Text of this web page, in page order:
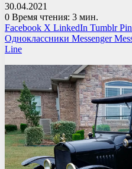
30.04.2021
0 Время чтения: 3 мин.
Facebook X LinkedIn Tumblr
Одноклассники Messenger
Line